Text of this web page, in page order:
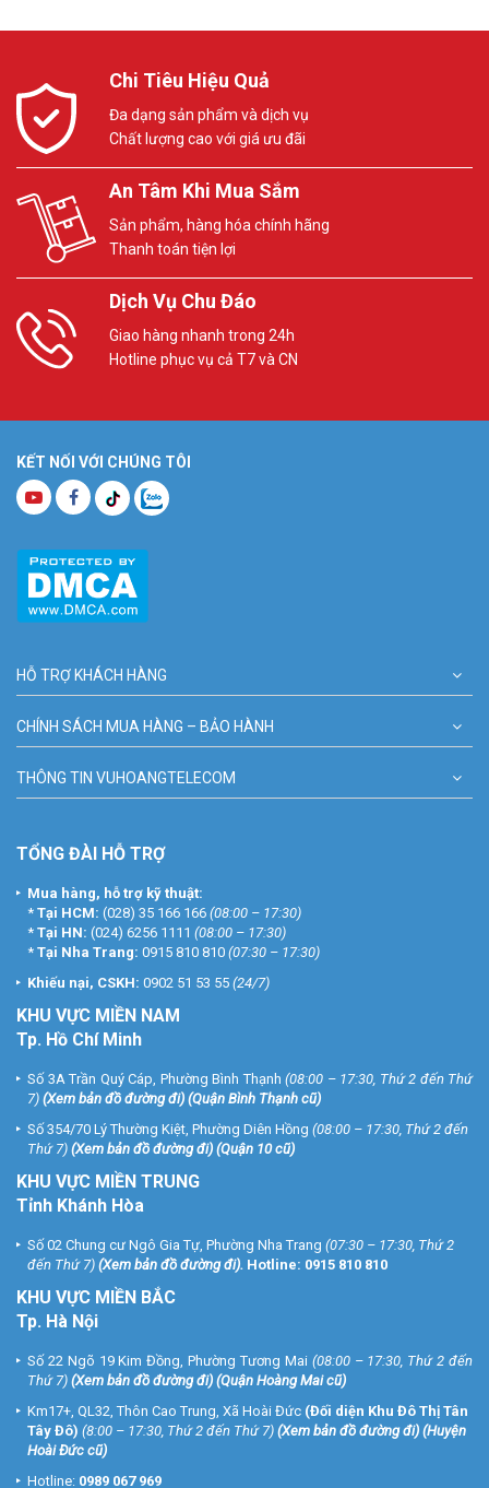
Chi Tiêu Hiệu Quả
Đa dạng sản phẩm và dịch vụ
Chất lượng cao với giá ưu đãi
An Tâm Khi Mua Sắm
Sản phẩm, hàng hóa chính hãng
Thanh toán tiện lợi
Dịch Vụ Chu Đáo
Giao hàng nhanh trong 24h
Hotline phục vụ cả T7 và CN
KẾT NỐI VỚI CHÚNG TÔI
HỖ TRỢ KHÁCH HÀNG
CHÍNH SÁCH MUA HÀNG – BẢO HÀNH
THÔNG TIN VUHOANGTELECOM
TỔNG ĐÀI HỖ TRỢ
Mua hàng, hỗ trợ kỹ thuật:
* Tại HCM: (028) 35 166 166 (08:00 – 17:30)
* Tại HN: (024) 6256 1111 (08:00 – 17:30)
* Tại Nha Trang: 0915 810 810 (07:30 – 17:30)
Khiếu nại, CSKH: 0902 51 53 55 (24/7)
KHU VỰC MIỀN NAM
Tp. Hồ Chí Minh
Số 3A Trần Quý Cáp, Phường Bình Thạnh (08:00 – 17:30, Thứ 2 đến Thứ
7) (Xem bản đồ đường đi) (Quận Bình Thạnh cũ)
Số 354/70 Lý Thường Kiệt, Phường Diên Hồng (08:00 – 17:30, Thứ 2 đến
Thứ 7) (Xem bản đồ đường đi) (Quận 10 cũ)
KHU VỰC MIỀN TRUNG
Tỉnh Khánh Hòa
Số 02 Chung cư Ngô Gia Tự, Phường Nha Trang (07:30 – 17:30, Thứ 2
đến Thứ 7) (Xem bản đồ đường đi). Hotline: 0915 810 810
KHU VỰC MIỀN BẮC
Tp. Hà Nội
Số 22 Ngõ 19 Kim Đồng, Phường Tương Mai (08:00 – 17:30, Thứ 2 đến
Thứ 7) (Xem bản đồ đường đi) (Quận Hoàng Mai cũ)
Km17+, QL32, Thôn Cao Trung, Xã Hoài Đức (Đối diện Khu Đô Thị Tân
Tây Đô) (8:00 – 17:30, Thứ 2 đến Thứ 7) (Xem bản đồ đường đi) (Huyện
Hoài Đức cũ)
Hotline: 0989 067 969